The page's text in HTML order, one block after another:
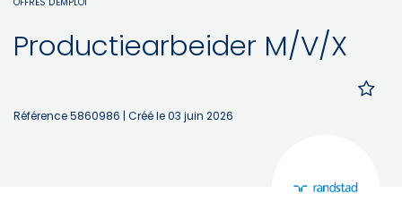
Productiearbeider M/V/X
Référence 5860986 | Créé le 03 juin 2026